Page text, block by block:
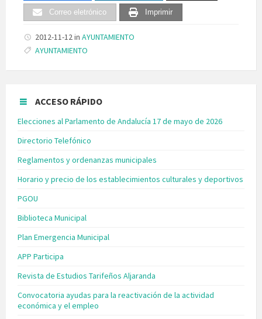
Correo eletrónico Imprimir
2012-11-12in AYUNTAMIENTO
Tags:
AYUNTAMIENTO
ACCESO RÁPIDO
Elecciones al Parlamento de Andalucía 17 de mayo de 2026
Directorio Telefónico
Reglamentos y ordenanzas municipales
Horario y precio de los establecimientos culturales y deportivos
PGOU
Biblioteca Municipal
Plan Emergencia Municipal
APP Participa
Revista de Estudios Tarifeños Aljaranda
Convocatoria ayudas para la reactivación de la actividad
económica y el empleo